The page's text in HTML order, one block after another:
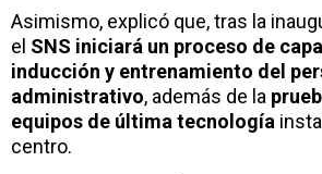
Asimismo, explicó que, tras la
el SNS iniciará un proceso de
inducción y entrenamiento del
administrativo, además de la
equipos de última tecnología
centro.